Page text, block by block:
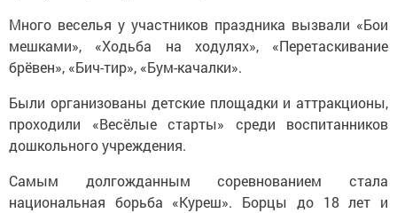
Много веселья у участников праздника вызвали «Бои
мешками», «Ходьба на ходулях», «Перетаскивание
брёвен», «Бич-тир», «Бум-качалки».
Были организованы детские площадки и аттракционы,
проходили «Весёлые старты» среди воспитанников
дошкольного учреждения.
Самым долгожданным соревнованием стала
национальная борьба «Куреш». Борцы до 18 лет и